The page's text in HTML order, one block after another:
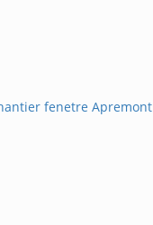
fenetre Apremont